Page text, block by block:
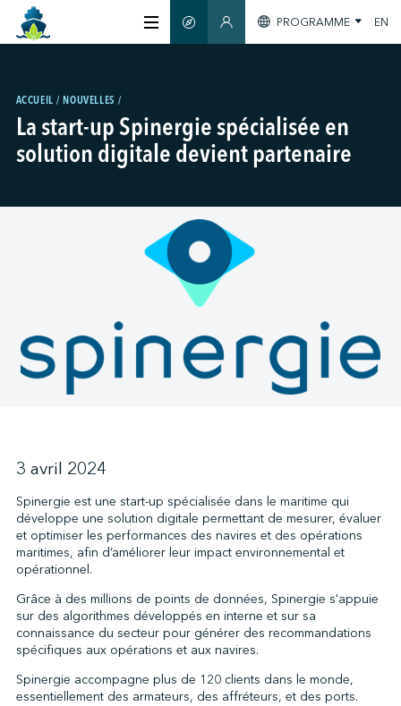
CERTIFICATION
MEMBRES
GREEN SHIPPING DAY
S'INFORMER
NOUS JOINDRE
GUIDE INTELLIGENT
ESPACE MEMBRES
PROGRAMME EN
ACCUEIL NOUVELLES
La start-up Spinergie spécialisée en
solution digitale devient partenaire
3 avril 2024
Spinergie est une start-up spécialisée dans le maritime qui
développe une solution digitale permettant de mesurer, évaluer
et optimiser les performances des navires et des opérations
maritimes, afin d’améliorer leur impact environnemental et
opérationnel.
Grâce à des millions de points de données, Spinergie s'appuie
sur des algorithmes développés en interne et sur sa
connaissance du secteur pour générer des recommandations
spécifiques aux opérations et aux navires.
Spinergie accompagne plus de 120 clients dans le monde,
essentiellement des armateurs, des affréteurs, et des ports.